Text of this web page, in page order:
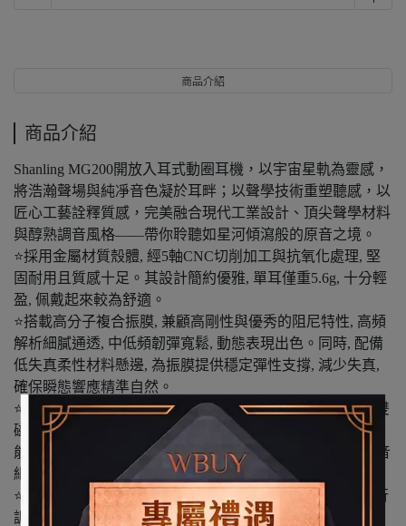
商品介紹
商品介紹
Shanling MG200開放入耳式動圈耳機，以宇宙星軌為靈感，
將浩瀚聲場與純凈音色凝於耳畔；以聲學技術重塑聽感，以
匠心工藝詮釋質感，完美融合現代工業設計、頂尖聲學材料
與醇熟調音風格——帶你聆聽如星河傾瀉般的原音之境。
⭐採用金屬材質殼體, 經5軸CNC切削加工與抗氧化處理, 堅
固耐用且質感十足。其設計簡約優雅, 單耳僅重5.6g, 十分輕
盈, 佩戴起來較為舒適。
⭐搭載高分子複合振膜, 兼顧高剛性與優秀的阻尼特性, 高頻
解析細膩通透, 中低頻韌彈寬鬆, 動態表現出色。同時, 配備
低失真柔性材料懸邊, 為振膜提供穩定彈性支撐, 減少失真,
確保瞬態響應精準自然。
⭐採用新一代雙磁路雙腔體結構, 還配備了純銅音圈和N52雙
磁體, 構成高磁束高效率磁路, 具有輕量性和高振動傳遞性
能, 使得耳機全頻段瞬態響應優秀, 易驅動, 動態範圍廣, 聲音
細膩柔和。
⭐基於HRTF(頭部傳遞函數)和理想的調音頻率響應曲線進行
調音, 非線性失真低於0.05%, 具有極高的精度。它不僅能提